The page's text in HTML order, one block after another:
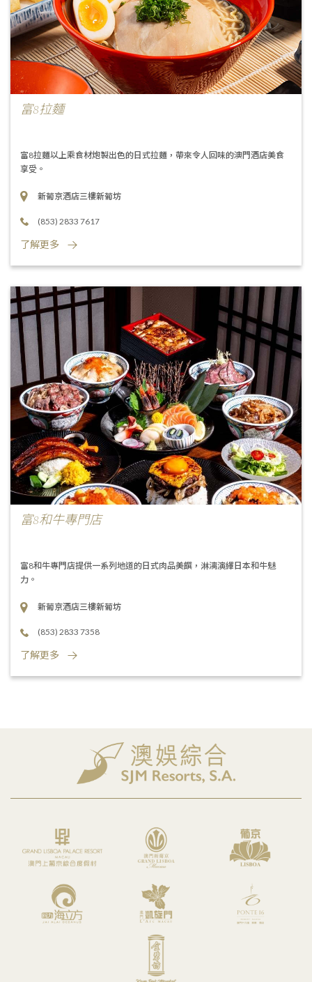
富8拉麵
富8拉麵以上乘食材炮製出色的日式拉麵，帶來令人回味的澳門酒店美食
享受。
新葡京酒店三樓新葡坊
(853) 2833 7617
了解更多
富8和牛專門店
富8和牛專門店提供一系列地道的日式肉品美饌，淋漓演繹日本和牛魅
力。
新葡京酒店三樓新葡坊
(853) 2833 7358
了解更多